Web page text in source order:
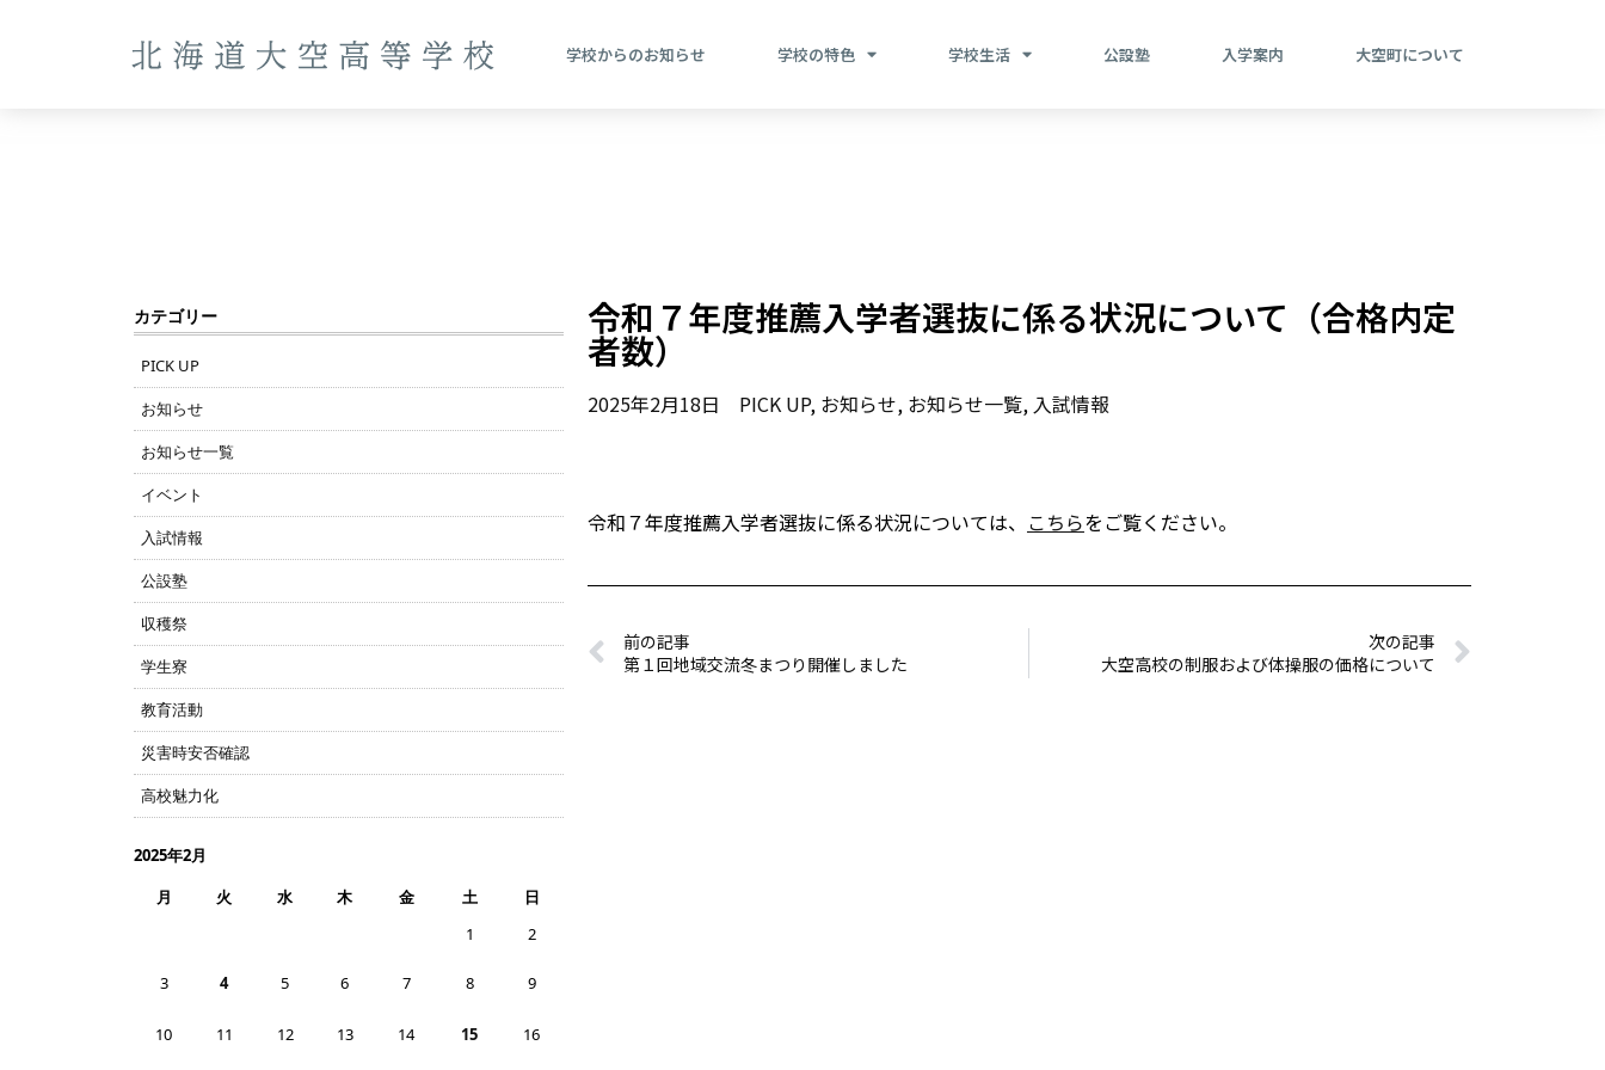
学校からのお知らせ 学校の特色 学校生活 公設塾 入学案内 大空町について
カテゴリー
PICK UP
お知らせ
お知らせ一覧
イベント
入試情報
公設塾
収穫祭
学生寮
教育活動
災害時安否確認
高校魅力化
2025年2月
月
火 水 木 金 土
日
1
2
3 4 5 6 7 8 9
10 11 12 13 14 15 16
令和７年度推薦入学者選抜に係る状況について（合格内定
者数）
2025年2月18日 PICK UP, お知らせ, お知らせ一覧, 入試情報
令和７年度推薦入学者選抜に係る状況については、 こちらをご覧ください。
前の記事
第１回地域交流冬まつり開催しました
次の記事
大空高校の制服および体操服の価格について